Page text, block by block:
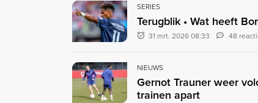
SERIES
Terugblik • Wat heeft
31 mrt. 2026 08:33 48
NIEUWS
Gernot Trauner weer
trainen apart